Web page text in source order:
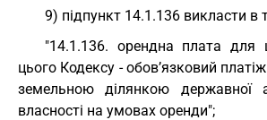
9) підпункт 14.1.136 викласти в
"14.1.136. орендна плата для
цього Кодексу - обов’язковий
земельною ділянкою державної
власності на умовах оренди";